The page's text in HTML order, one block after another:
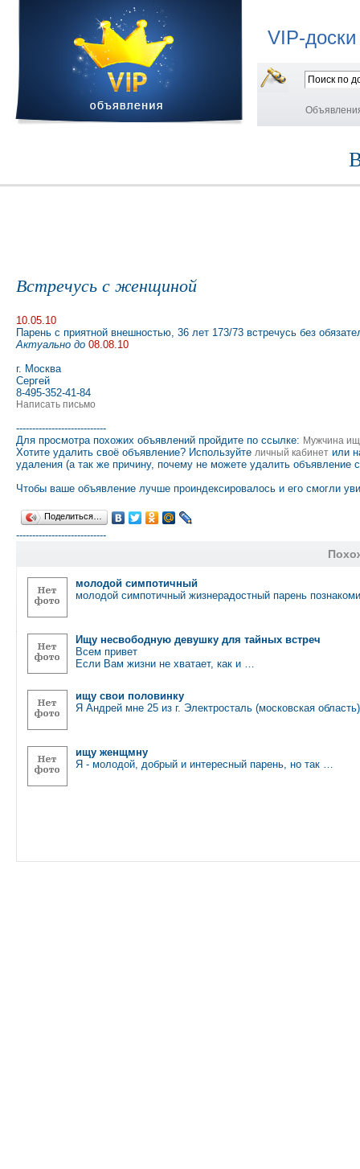
VIP-
Встречусь с женщиной
10.05.10
Парень с приятной внешностью, 36 лет 173/73 встречусь без
Актуально до 08.08.10
г. Москва
Сергей
8-495-352-41-84
Написать письмо
----------------------------
Для просмотра похожих объявлений пройдите по ссылке: Мужчина
Хотите удалить своё объявление? Используйте личный кабинет или
удаления (а так же причину, почему не можете удалить объявление
Чтобы ваше объявление лучше проиндексировалось и его смогли
Поделиться…
----------------------------
молодой симпотичный
молодой симпотичный жизнерадостный парень
Ищу несвободную девушку для тайных встреч
Всем привет
Если Вам жизни не хватает, как и …
ищу свои половинку
Я Андрей мне 25 из г. Электросталь (московская
ищу женщмну
Я - молодой, добрый и интересный парень, но так …